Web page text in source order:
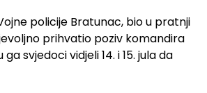
policije Bratunac, bio u pratnji
prihvatio poziv komandira
svjedoci vidjeli 14. i 15. jula da